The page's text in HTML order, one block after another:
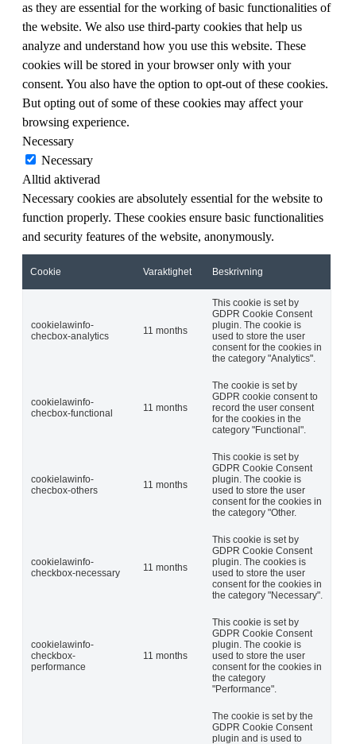
as they are essential for the working of basic functionalities of
the website. We also use third-party cookies that help us
analyze and understand how you use this website. These
cookies will be stored in your browser only with your
consent. You also have the option to opt-out of these cookies.
But opting out of some of these cookies may affect your
browsing experience.
Necessary
Necessary
Alltid aktiverad
Necessary cookies are absolutely essential for the website to
function properly. These cookies ensure basic functionalities
and security features of the website, anonymously.
Cookie Varaktighet Beskrivning
cookielawinfo-
checbox-analytics
11 months
This cookie is set by
GDPR Cookie Consent
plugin. The cookie is
used to store the user
consent for the cookies in
the category "Analytics".
cookielawinfo-
checbox-functional
11 months
The cookie is set by
GDPR cookie consent to
record the user consent
for the cookies in the
category "Functional".
cookielawinfo-
checbox-others
11 months
This cookie is set by
GDPR Cookie Consent
plugin. The cookie is
used to store the user
consent for the cookies in
the category "Other.
cookielawinfo-
checkbox-necessary
11 months
This cookie is set by
GDPR Cookie Consent
plugin. The cookies is
used to store the user
consent for the cookies in
the category "Necessary".
cookielawinfo-
checkbox-
performance
11 months
This cookie is set by
GDPR Cookie Consent
plugin. The cookie is
used to store the user
consent for the cookies in
the category
"Performance".
The cookie is set by the
GDPR Cookie Consent
plugin and is used to